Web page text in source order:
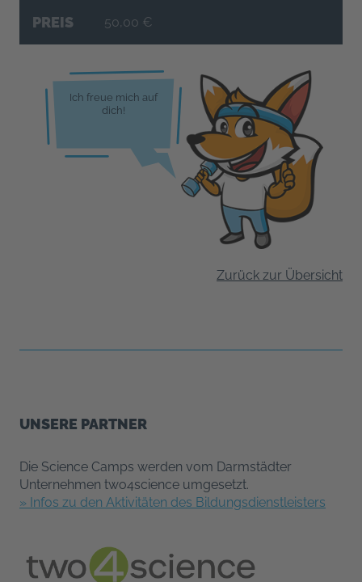
PREIS 50,00 €
Ich freue mich auf
dich!
Zurück zur Übersicht
UNSERE PARTNER
Die Science Camps werden vom Darmstädter
Unternehmen two4science umgesetzt.
» Infos zu den Aktivitäten des Bildungsdienstleisters